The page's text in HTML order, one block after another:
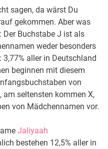
sagen, da wärst Du
gekommen. Aber was
Buchstabe J ist als
weder besonders
aller in Deutschland
beginnen mit diesem
von
am seltensten kommen X,
von Mädchennamen vor.
Jaliyaah
bestehen 12,5% aller in